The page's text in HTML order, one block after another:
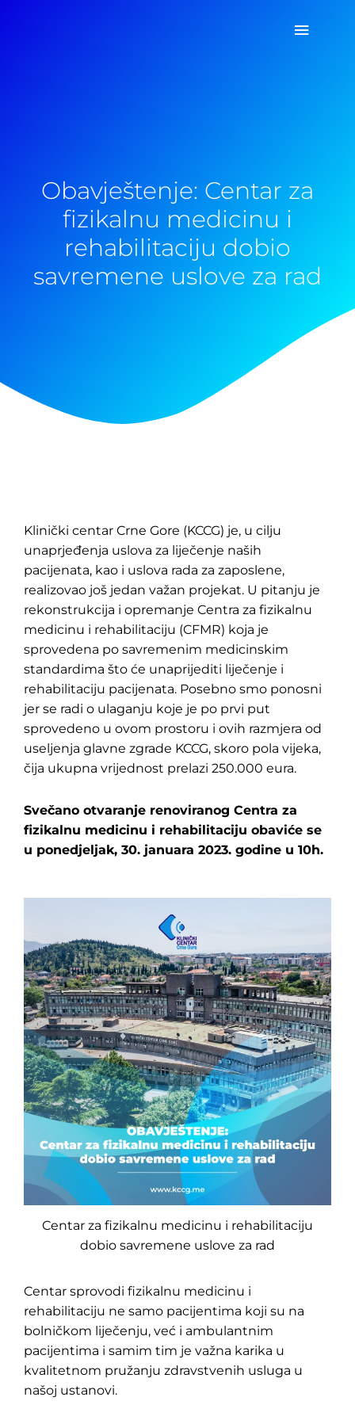
Glavni
Obavještenje: Centar za
fizikalnu medicinu i
rehabilitaciju dobio
savremene uslove za rad
Klinički centar Crne Gore (KCCG) je, u cilju
unaprjeđenja uslova za liječenje naših
pacijenata, kao i uslova rada za zaposlene,
realizovao još jedan važan projekat. U pitanju je
rekonstrukcija i opremanje Centra za fizikalnu
medicinu i rehabilitaciju (CFMR) koja je
sprovedena po savremenim medicinskim
standardima što će unaprijediti liječenje i
rehabilitaciju pacijenata. Posebno smo ponosni
jer se radi o ulaganju koje je po prvi put
sprovedeno u ovom prostoru i ovih razmjera od
useljenja glavne zgrade KCCG, skoro pola vijeka,
čija ukupna vrijednost prelazi 250.000 eura.
Svečano otvaranje renoviranog Centra za
fizikalnu medicinu i rehabilitaciju obaviće se
u ponedjeljak, 30. januara 2023. godine u 10h.
Centar za fizikalnu medicinu i rehabilitaciju
dobio savremene uslove za rad
Centar sprovodi fizikalnu medicinu i
rehabilitaciju ne samo pacijentima koji su na
bolničkom liječenju, već i ambulantnim
pacijentima i samim tim je važna karika u
kvalitetnom pružanju zdravstvenih usluga u
našoj ustanovi.